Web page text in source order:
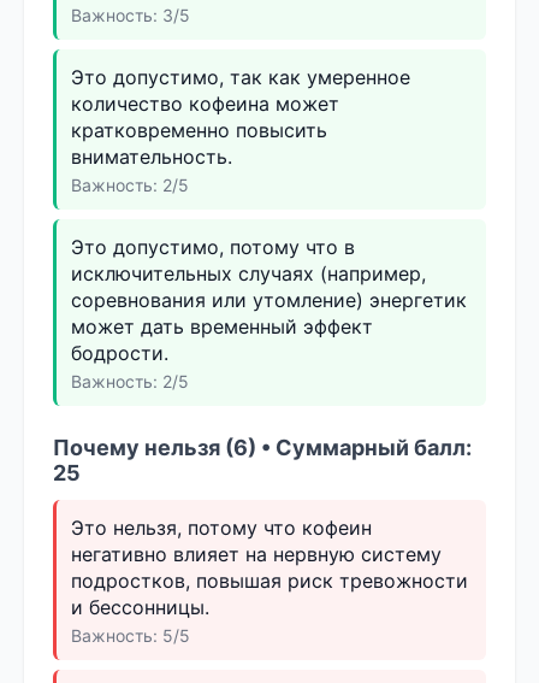
Важность: 3/5
Это допустимо, так как умеренное
количество кофеина может
кратковременно повысить
внимательность.
Важность: 2/5
Это допустимо, потому что в
исключительных случаях (например,
соревнования или утомление) энергетик
может дать временный эффект
бодрости.
Важность: 2/5
Почему нельзя (6) • Суммарный балл:
25
Это нельзя, потому что кофеин
негативно влияет на нервную систему
подростков, повышая риск тревожности
и бессонницы.
Важность: 5/5